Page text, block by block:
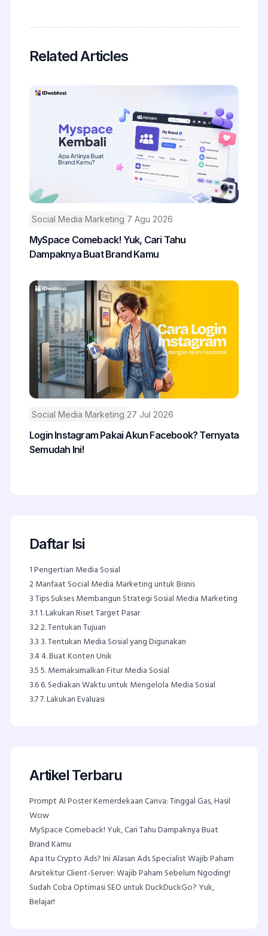
Related Articles
Social Media Marketing 7 Agu 2026
MySpace Comeback! Yuk, Cari Tahu
Dampaknya Buat Brand Kamu
Social Media Marketing 27 Jul 2026
Login Instagram Pakai Akun Facebook? Ternyata
Semudah Ini!
Daftar Isi
1Pengertian Media Sosial
2Manfaat Social Media Marketing untuk Bisnis
3Tips Sukses Membangun Strategi Sosial Media Marketing
3.11. Lakukan Riset Target Pasar
3.22. Tentukan Tujuan
3.3 3. Tentukan Media Sosial yang Digunakan
3.44. Buat Konten Unik
3.55. Memaksimalkan Fitur Media Sosial
3.66. Sediakan Waktu untuk Mengelola Media Sosial
3.77. Lakukan Evaluasi
Artikel Terbaru
Prompt AI Poster Kemerdekaan Canva: Tinggal Gas, Hasil
Wow
MySpace Comeback! Yuk, Cari Tahu Dampaknya Buat
Brand Kamu
Apa Itu Crypto Ads? Ini Alasan Ads Specialist Wajib Paham
Arsitektur Client-Server: Wajib Paham Sebelum Ngoding!
Sudah Coba Optimasi SEO untuk DuckDuckGo? Yuk,
Belajar!